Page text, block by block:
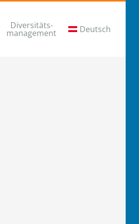
Diversitäts-
management Deutsch